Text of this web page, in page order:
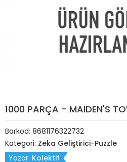
1000 PARÇA - MAIDEN'S
Barkod: 8681176322732
Kategori: Zeka Geliştirici-Puzzle
Yazar: Kolektif